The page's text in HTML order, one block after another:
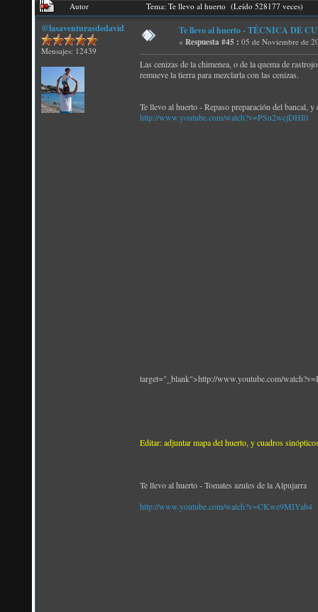
Autor Tema: Te llevo al huerto (Leído 528177 veces)
@lasaventurasdedavid
Mensajes: 12439
Te llevo al huerto - TÉCNICA DE
« Respuesta #45 : 05 de Noviembre de
Las cenizas de la chimenea, o de la quema de
remueve la tierra para mezclarla con las cenizas.
Te llevo al huerto - Repaso preparación del bancal, y
http://www.youtube.com/watch?v=PSu2wcjDHI0
target="_blank">http://www.youtube.com/
Editar: adjuntar mapa del huerto, y cuadros
Te llevo al huerto - Tomates azules de la Alpujarra
http://www.youtube.com/watch?v=CKwe9MIYab4